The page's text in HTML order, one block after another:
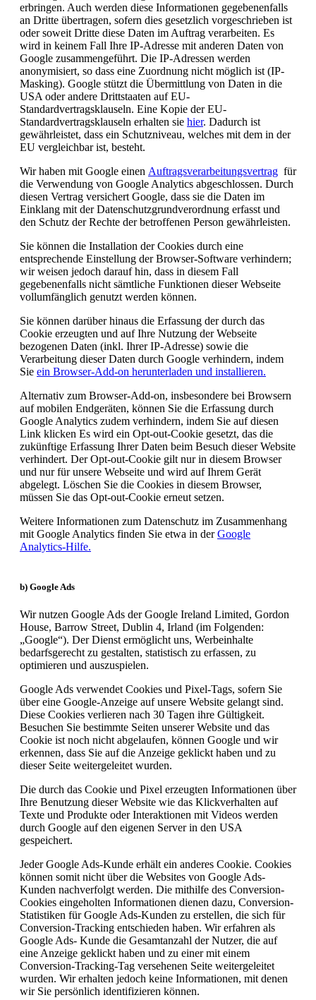
erbringen. Auch werden diese Informationen gegebenenfalls
an Dritte übertragen, sofern dies gesetzlich vorgeschrieben ist
oder soweit Dritte diese Daten im Auftrag verarbeiten. Es
wird in keinem Fall Ihre IP-Adresse mit anderen Daten von
Google zusammengeführt. Die IP-Adressen werden
anonymisiert, so dass eine Zuordnung nicht möglich ist (IP-
Masking). Google stützt die Übermittlung von Daten in die
USA oder andere Drittstaaten auf EU-
Standardvertragsklauseln. Eine Kopie der EU-
Standardvertragsklauseln erhalten sie hier. Dadurch ist
gewährleistet, dass ein Schutzniveau, welches mit dem in der
EU vergleichbar ist, besteht.
Wir haben mit Google einen Auftragsverarbeitungsvertrag für
die Verwendung von Google Analytics abgeschlossen. Durch
diesen Vertrag versichert Google, dass sie die Daten im
Einklang mit der Datenschutzgrundverordnung erfasst und
den Schutz der Rechte der betroffenen Person gewährleisten.
Sie können die Installation der Cookies durch eine
entsprechende Einstellung der Browser-Software verhindern;
wir weisen jedoch darauf hin, dass in diesem Fall
gegebenenfalls nicht sämtliche Funktionen dieser Webseite
vollumfänglich genutzt werden können.
Sie können darüber hinaus die Erfassung der durch das
Cookie erzeugten und auf Ihre Nutzung der Webseite
bezogenen Daten (inkl. Ihrer IP-Adresse) sowie die
Verarbeitung dieser Daten durch Google verhindern, indem
Sie ein Browser-Add-on herunterladen und installieren.
Alternativ zum Browser-Add-on, insbesondere bei Browsern
auf mobilen Endgeräten, können Sie die Erfassung durch
Google Analytics zudem verhindern, indem Sie aufdiesen
Link klicken Es wird ein Opt-out-Cookie gesetzt, das die
zukünftige Erfassung Ihrer Daten beim Besuch dieser Website
verhindert. Der Opt-out-Cookie gilt nur in diesem Browser
und nur für unsere Webseite und wird auf Ihrem Gerät
abgelegt. Löschen Sie die Cookies in diesem Browser,
müssen Sie das Opt-out-Cookie erneut setzen.
Weitere Informationen zum Datenschutz im Zusammenhang
mit Google Analytics finden Sie etwa in derGoogle
Analytics-Hilfe.
b) Google Ads
Wir nutzen Google Ads der Google Ireland Limited, Gordon
House, Barrow Street, Dublin 4, Irland (im Folgenden:
„Google“). Der Dienst ermöglicht uns, Werbeinhalte
bedarfsgerecht zu gestalten, statistisch zu erfassen, zu
optimieren und auszuspielen.
Google Ads verwendet Cookies und Pixel-Tags, sofern Sie
über eine Google-Anzeige auf unsere Website gelangt sind.
Diese Cookies verlieren nach 30 Tagen ihre Gültigkeit.
Besuchen Sie bestimmte Seiten unserer Website und das
Cookie ist noch nicht abgelaufen, können Google und wir
erkennen, dass Sie auf die Anzeige geklickt haben und zu
dieser Seite weitergeleitet wurden.
Die durch das Cookie und Pixel erzeugten Informationen über
Ihre Benutzung dieser Website wie das Klickverhalten auf
Texte und Produkte oder Interaktionen mit Videos werden
durch Google auf den eigenen Server in den USA
gespeichert.
Jeder Google Ads-Kunde erhält ein anderes Cookie. Cookies
können somit nicht über die Websites von Google Ads-
Kunden nachverfolgt werden. Die mithilfe des Conversion-
Cookies eingeholten Informationen dienen dazu, Conversion-
Statistiken für Google Ads-Kunden zu erstellen, die sich für
Conversion-Tracking entschieden haben. Wir erfahren als
Google Ads- Kunde die Gesamtanzahl der Nutzer, die auf
eine Anzeige geklickt haben und zu einer mit einem
Conversion-Tracking-Tag versehenen Seite weitergeleitet
wurden. Wir erhalten jedoch keine Informationen, mit denen
wir Sie persönlich identifizieren können.